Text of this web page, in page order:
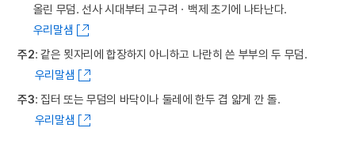
올린 무덤. 선사 시대부터 고구려ㆍ백제 초기에 나타난다.
우리말샘
주2: 같은 묏자리에 합장하지 아니하고 나란히 쓴 부부의 두 무덤.
우리말샘
주3: 집터 또는 무덤의 바닥이나 둘레에 한두 겹 얇게 깐 돌.
우리말샘